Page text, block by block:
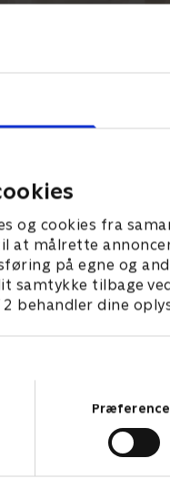
og cookies fra
at målrette
på egne og
samtykke tilbage
behandler dine
når Hadi overrasker
med fraklip - og